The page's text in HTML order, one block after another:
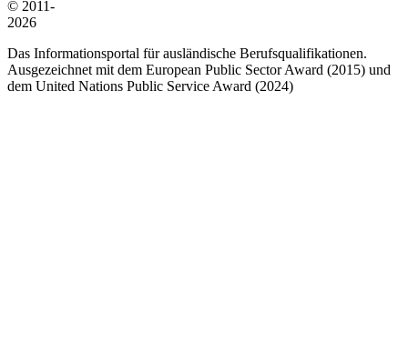
© 2011-
2026
Das Informationsportal für ausländische Berufsqualifikationen.
Ausgezeichnet mit dem European Public Sector Award (2015) und
dem United Nations Public Service Award (2024)